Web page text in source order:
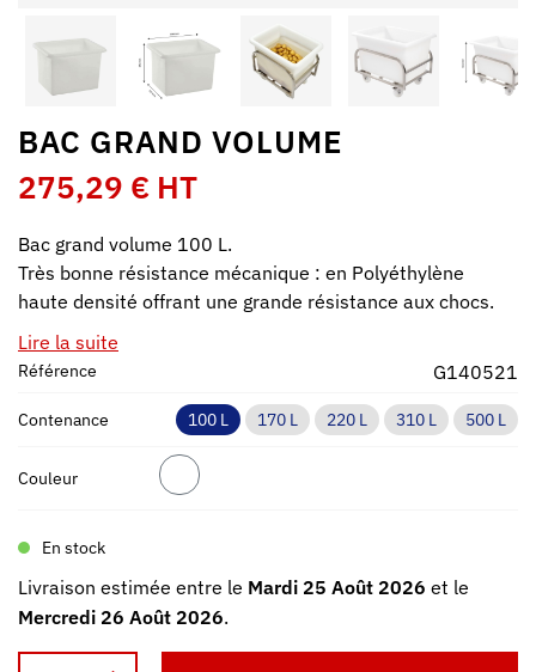
BAC GRAND VOLUME
275,29 € HT
Bac grand volume 100 L.
Très bonne résistance mécanique : en Polyéthylène
haute densité offrant une grande résistance aux chocs.
Lire la suite
Référence G140521
Contenance 100 L 170 L 220 L 310 L 500 L
Couleur
En stock
Livraison estimée entre le Mardi 25 Août 2026 et le
Mercredi 26 Août 2026.